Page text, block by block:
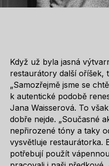
Když už byla jasná
restaurátory další oříšek,
„Samozřejmě jsme se
k autentické podobě
Jana Waisserová. To
dobře nejde. „Současné
nepřirozené tóny a taky
vysvětluje restaurátorka.
potřebují použít